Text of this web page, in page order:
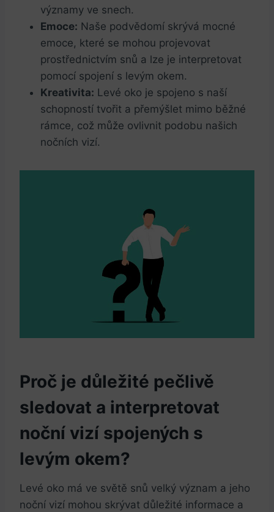
významy ve snech.
Emoce: Naše podvědomí skrývá mocné
emoce, které se mohou projevovat
prostřednictvím snů a lze je interpretovat
pomocí spojení s levým okem.
Kreativita: Levé oko je spojeno s naší
schopností tvořit a přemýšlet mimo běžné
rámce, což může ovlivnit podobu našich
nočních vizí.
Proč je důležité pečlivě
sledovat a interpretovat
noční vizí spojených s
levým okem?
Levé oko má ve světě snů velký význam a jeho
noční vizí mohou skrývat důležité informace a